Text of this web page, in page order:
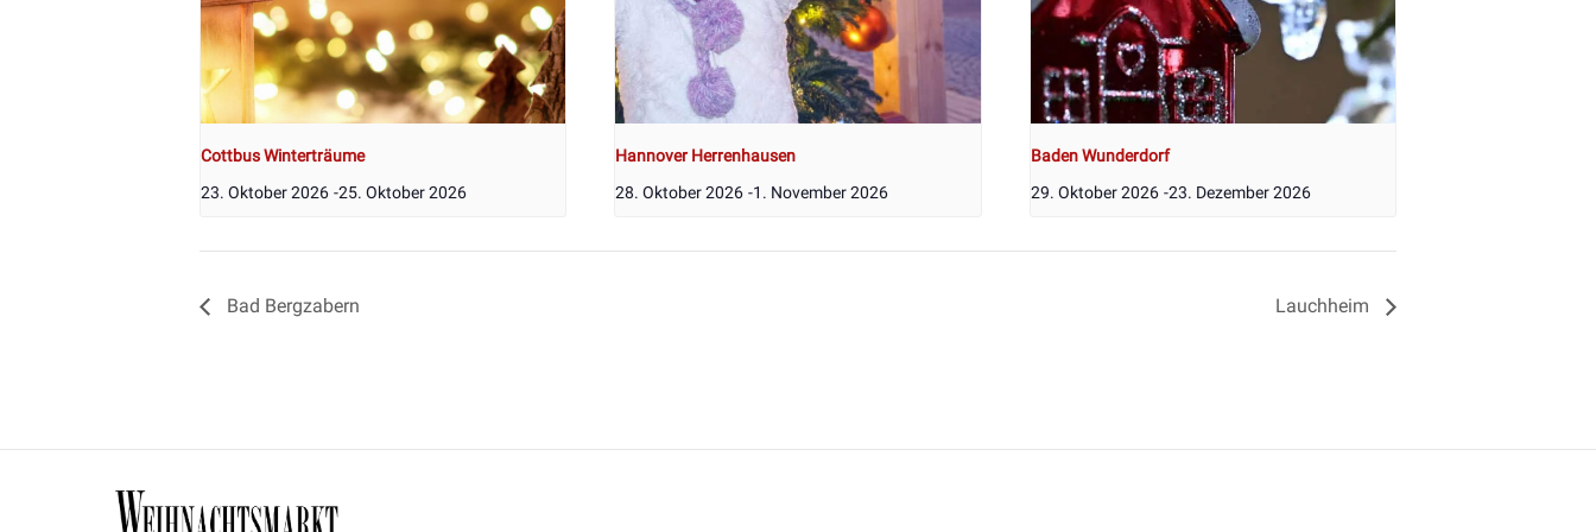
Cottbus Winterträume
23. Oktober 2026 -25. Oktober 2026
Hannover Herrenhausen
28. Oktober 2026 -1. November 2026
Baden Wunderdorf
29. Oktober 2026 -23. Dezember 2026
Bad Bergzabern Lauchheim